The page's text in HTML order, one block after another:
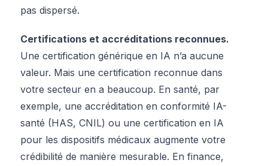
pas dispersé.
Certifications et accréditations reconnues.
Une certification générique en IA n’a aucune
valeur. Mais une certification reconnue dans
votre secteur en a beaucoup. En santé, par
exemple, une accréditation en conformité IA-
santé (HAS, CNIL) ou une certification en IA
pour les dispositifs médicaux augmente votre
crédibilité de manière mesurable. En finance,